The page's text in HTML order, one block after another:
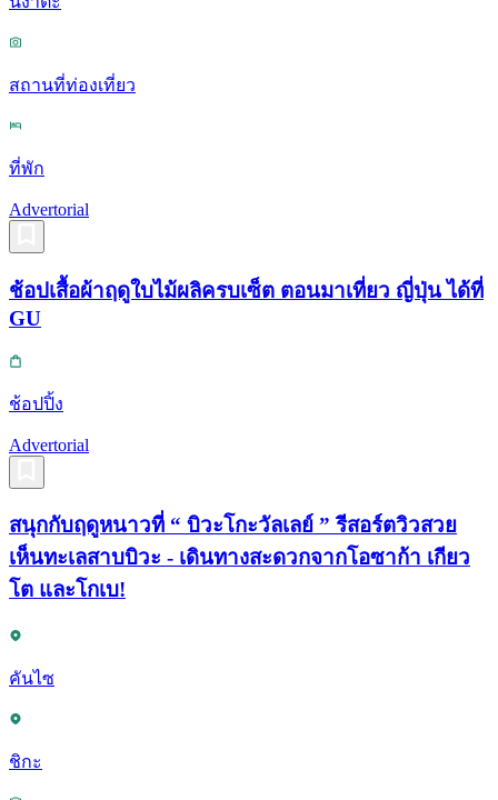
สถานที่ท่องเที่ยว
ที่พัก
Advertorial
ช้อปเสื้อผ้าฤดูใบไม้ผลิครบเซ็ต ตอนมาเที่ยว ญี่ปุ่น ได้ที่
GU
ช้อปปิ้ง
Advertorial
สนุกกับฤดูหนาวที่ “ บิวะโกะวัลเลย์ ” รีสอร์ตวิวสวย
เห็นทะเลสาบบิวะ - เดินทางสะดวกจากโอซาก้า เกียว
โต และโกเบ!
คันไซ
ชิกะ